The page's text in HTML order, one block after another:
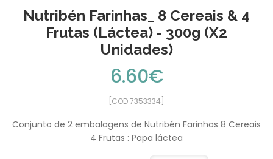
Nutribén Farinhas_ 8 Cereais & 4
Frutas (Láctea) - 300g (x2
Unidades)
6.60€
[COD 7353334]
Conjunto de 2 embalagens de Nutribén Farinhas 8 Cereais
4 Frutas : Papa láctea